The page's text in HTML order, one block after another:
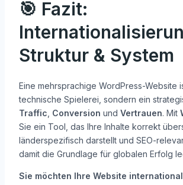
🎯 Fazit:
Struktur & System
Eine mehrsprachige WordPress-Website
technische Spielerei, sondern ein
Traffic Conversion und Vertrauen. Mit
Sie ein Tool, das Ihre Inhalte korrekt
länderspezifisch darstellt und SEO-
damit die Grundlage für globalen Erfolg
Sie möchten Ihre Website